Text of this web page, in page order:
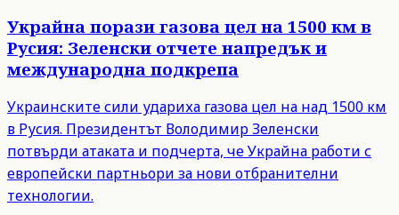
Украйна порази газова цел на 1500 км в
Русия: Зеленски отчете напредък и
международна подкрепа
Украинските сили удариха газова цел на над 1500 км
в Русия. Президентът Володимир Зеленски
потвърди атаката и подчерта, че Украйна работи с
европейски партньори за нови отбранителни
технологии.